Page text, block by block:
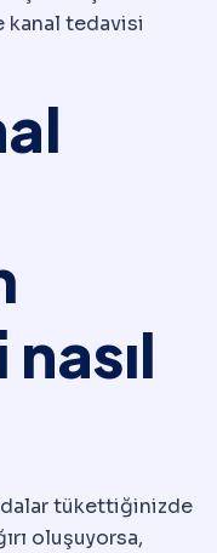
kanal tedavisi
tükettiğinizde
oluşuyorsa,